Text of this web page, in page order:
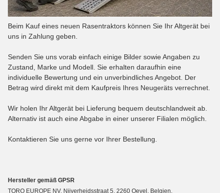
Beim Kauf eines neuen Rasentraktors können Sie Ihr Altgerät bei
uns in Zahlung geben.
Senden Sie uns vorab einfach einige Bilder sowie Angaben zu
Zustand, Marke und Modell. Sie erhalten daraufhin eine
individuelle Bewertung und ein unverbindliches Angebot. Der
Betrag wird direkt mit dem Kaufpreis Ihres Neugeräts verrechnet.
Wir holen Ihr Altgerät bei Lieferung bequem deutschlandweit ab.
Alternativ ist auch eine Abgabe in einer unserer Filialen möglich.
Kontaktieren Sie uns gerne vor Ihrer Bestellung.
Hersteller gemäß GPSR
TORO EUROPE NV, Nijverheidsstraat 5, 2260 Oevel, Belgien,